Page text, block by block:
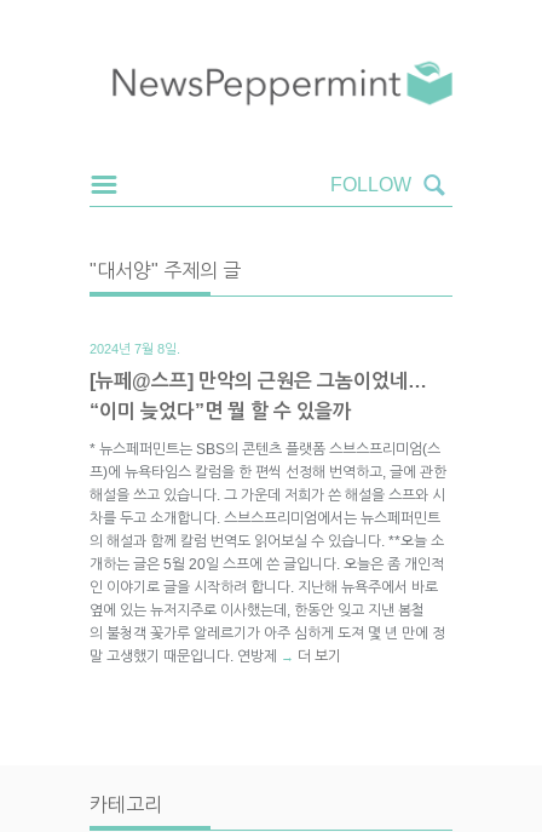
"대서양" 주제의 글
2024년 7월 8일.
[뉴페@스프] 만악의 근원은 그놈이었네…
“이미 늦었다”면 뭘 할 수 있을까
* 뉴스페퍼민트는 SBS의 콘텐츠 플랫폼 스브스프리미엄(스
프)에 뉴욕타임스 칼럼을 한 편씩 선정해 번역하고, 글에 관한
해설을 쓰고 있습니다. 그 가운데 저희가 쓴 해설을 스프와 시
차를 두고 소개합니다. 스브스프리미엄에서는 뉴스페퍼민트
의 해설과 함께 칼럼 번역도 읽어보실 수 있습니다. **오늘 소
개하는 글은 5월 20일 스프에 쓴 글입니다. 오늘은 좀 개인적
인 이야기로 글을 시작하려 합니다. 지난해 뉴욕주에서 바로
옆에 있는 뉴저지주로 이사했는데, 한동안 잊고 지낸 봄철
의 불청객 꽃가루 알레르기가 아주 심하게 도져 몇 년 만에 정
말 고생했기 때문입니다. 연방제
→ 더 보기
카테고리